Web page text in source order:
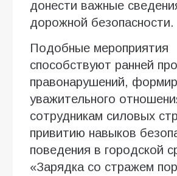
донести важные
дорожной безопасности.
Подобные мероприятия
способствуют ранней
правонарушений,
уважительного
сотрудникам силовых
привитию навыков
поведения в городской
«Зарядка со стражем